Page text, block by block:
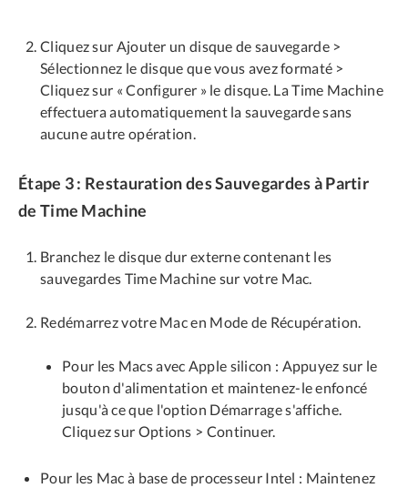
Cliquez sur Ajouter un disque de sauvegarde >
Sélectionnez le disque que vous avez formaté >
Cliquez sur « Configurer » le disque. La Time Machine
effectuera automatiquement la sauvegarde sans
aucune autre opération.
Étape 3 : Restauration des Sauvegardes à Partir
de Time Machine
Branchez le disque dur externe contenant les
sauvegardes Time Machine sur votre Mac.
Redémarrez votre Mac en Mode de Récupération.
Pour les Macs avec Apple silicon : Appuyez sur le
bouton d'alimentation et maintenez-le enfoncé
jusqu'à ce que l'option Démarrage s'affiche.
Cliquez sur Options > Continuer.
Pour les Mac à base de processeur Intel : Maintenez